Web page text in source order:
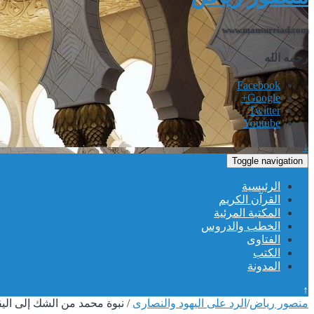
www.mansurriad.com
رحمه الله
Facebook
Google+
Twitter
Youtube
↓
Toggle navigation
الرئيسية
القرآن الكريم
المكتبة المرئية
الخطب والدروس
الفتاوى
الكتب
المدونة
↑
منصور رياض/ الرد على اليهود والنصارى / نبوة محمد من الشك إلى